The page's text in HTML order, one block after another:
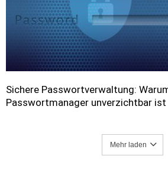
Sichere Passwortverwaltung:
Passwortmanager unverzichtbar ist
Mehr laden